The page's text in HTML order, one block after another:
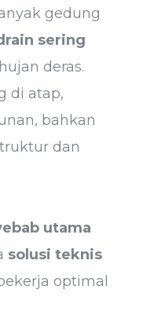
gedung
sering
deras.
di atap,
bahkan
dan
utama
solusi teknis
optimal